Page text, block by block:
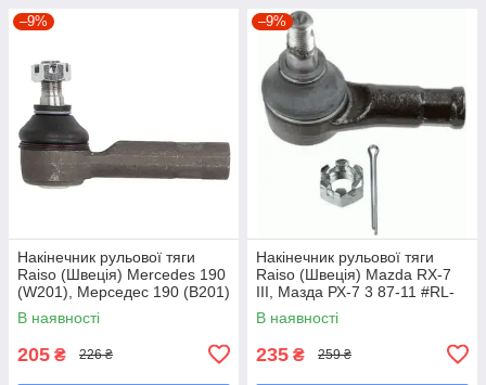
–9%
Накінечник рульової тяги
Raiso (Швеція) Mercedes 190
(W201), Мерседес 190 (В201)
82-93 #RL-338110M
UAMHIRZ7
В наявності
205 ₴ 226 ₴
–9%
Накінечник рульової тяги
Raiso (Швеція) Mazda RX-7
III, Мазда РХ-7 3 87-11 #RL-
232280M UABTPIP7
В наявності
235 ₴ 259 ₴